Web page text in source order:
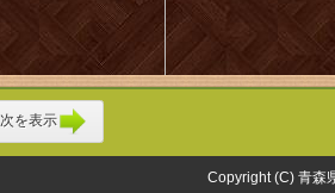
次を表示
Copyright (C) 青森